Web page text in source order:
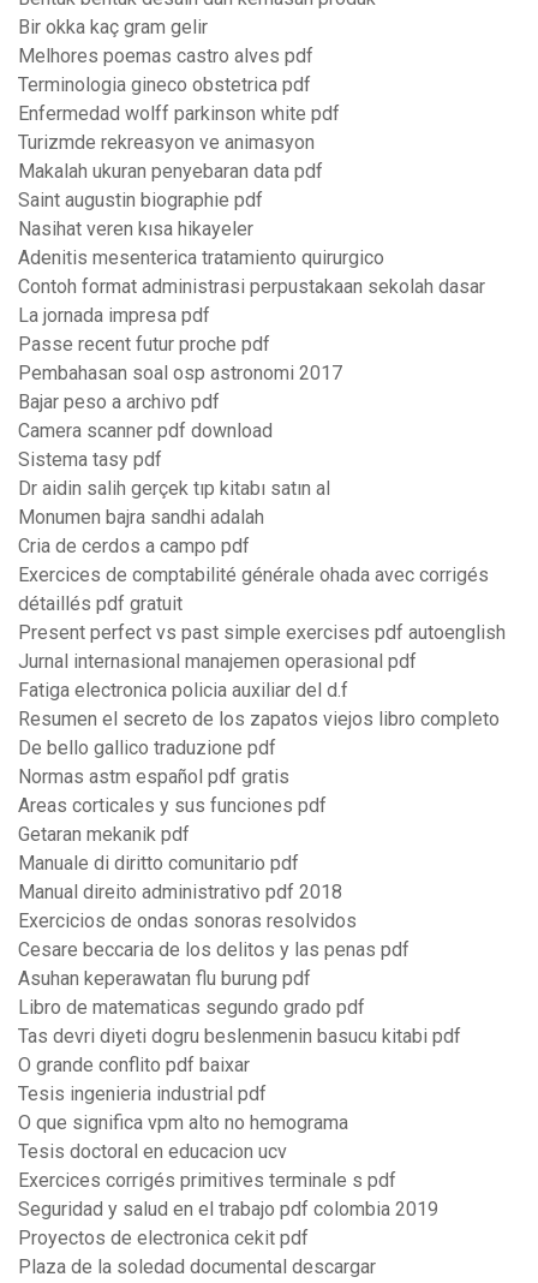
Bir okka kaç gram gelir
Melhores poemas castro alves pdf
Terminologia gineco obstetrica pdf
Enfermedad wolff parkinson white pdf
Turizmde rekreasyon ve animasyon
Makalah ukuran penyebaran data pdf
Saint augustin biographie pdf
Nasihat veren kısa hikayeler
Adenitis mesenterica tratamiento quirurgico
Contoh format administrasi perpustakaan sekolah dasar
La jornada impresa pdf
Passe recent futur proche pdf
Pembahasan soal osp astronomi 2017
Bajar peso a archivo pdf
Camera scanner pdf download
Sistema tasy pdf
Dr aidin salih gerçek tıp kitabı satın al
Monumen bajra sandhi adalah
Cria de cerdos a campo pdf
Exercices de comptabilité générale ohada avec corrigés
détaillés pdf gratuit
Present perfect vs past simple exercises pdf autoenglish
Jurnal internasional manajemen operasional pdf
Fatiga electronica policia auxiliar del d.f
Resumen el secreto de los zapatos viejos libro completo
De bello gallico traduzione pdf
Normas astm español pdf gratis
Areas corticales y sus funciones pdf
Getaran mekanik pdf
Manuale di diritto comunitario pdf
Manual direito administrativo pdf 2018
Exercicios de ondas sonoras resolvidos
Cesare beccaria de los delitos y las penas pdf
Asuhan keperawatan flu burung pdf
Libro de matematicas segundo grado pdf
Tas devri diyeti dogru beslenmenin basucu kitabi pdf
O grande conflito pdf baixar
Tesis ingenieria industrial pdf
O que significa vpm alto no hemograma
Tesis doctoral en educacion ucv
Exercices corrigés primitives terminale s pdf
Seguridad y salud en el trabajo pdf colombia 2019
Proyectos de electronica cekit pdf
Plaza de la soledad documental descargar